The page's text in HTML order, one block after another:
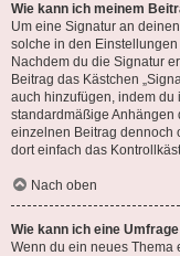
Wie kann ich meinem
Um eine Signatur an
solche in den
Nachdem du die Signatur
Beitrag das Kästchen
auch hinzufügen, indem
standardmäßige Anhängen
einzelnen Beitrag dennoch
dort einfach das
Nach oben
Wie kann ich eine
Wenn du ein neues Thema